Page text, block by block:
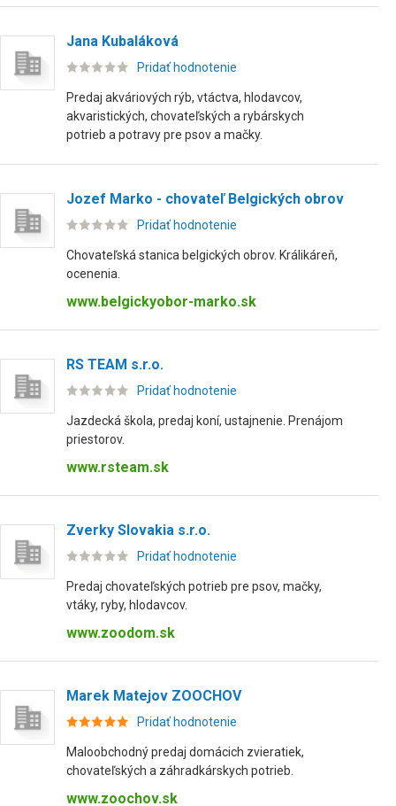
Jana Kubaláková
Pridať hodnotenie
Predaj akváriových rýb, vtáctva, hlodavcov,
akvaristických, chovateľských a rybárskych
potrieb a potravy pre psov a mačky.
Jozef Marko - chovateľ Belgických obrov
Pridať hodnotenie
Chovateľská stanica belgických obrov. Králikáreň,
ocenenia.
www.belgickyobor-marko.sk
RS TEAM s.r.o.
Pridať hodnotenie
Jazdecká škola, predaj koní, ustajnenie. Prenájom
priestorov.
www.rsteam.sk
Zverky Slovakia s.r.o.
Pridať hodnotenie
Predaj chovateľských potrieb pre psov, mačky,
vtáky, ryby, hlodavcov.
www.zoodom.sk
Marek Matejov ZOOCHOV
Pridať hodnotenie
Maloobchodný predaj domácich zvieratiek,
chovateľských a záhradkárskych potrieb.
www.zoochov.sk